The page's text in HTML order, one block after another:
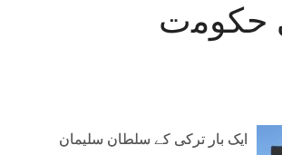
ﺣﮑﻮﻣت
اﯾﮏ ﺑﺎﺭ ترکی کے ﺳﻠﻄﺎﻥ ﺳﻠﯿﻤﺎﻥ